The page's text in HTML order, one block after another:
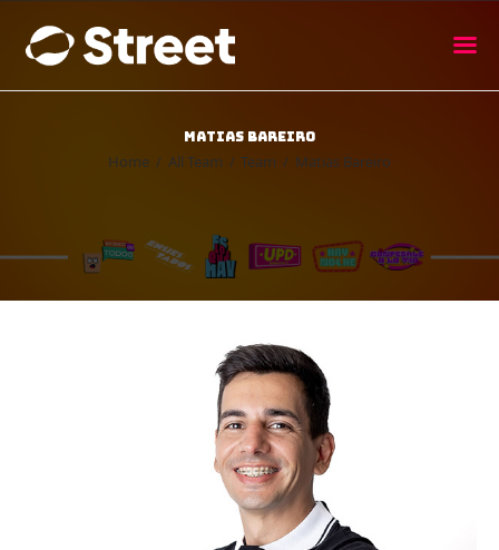
Matias Bareiro
Home All Team Team Matias Bareiro
La Street FM 101.5
camina con vos
Agenda
Publicitá